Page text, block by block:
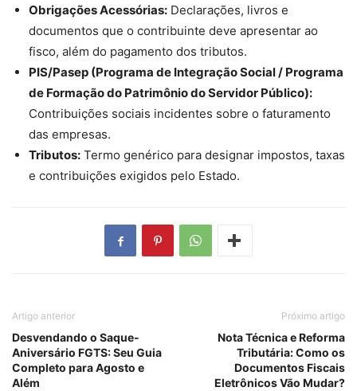
Obrigações Acessórias: Declarações, livros e
documentos que o contribuinte deve apresentar ao
fisco, além do pagamento dos tributos.
PIS/Pasep (Programa de Integração Social / Programa
de Formação do Patrimônio do Servidor Público):
Contribuições sociais incidentes sobre o faturamento
das empresas.
Tributos: Termo genérico para designar impostos, taxas
e contribuições exigidos pelo Estado.
Artigo anterior
Desvendando o Saque-
Aniversário FGTS: Seu Guia
Completo para Agosto e
Além
Próximo artigo
Nota Técnica e Reforma
Tributária: Como os
Documentos Fiscais
Eletrônicos Vão Mudar?